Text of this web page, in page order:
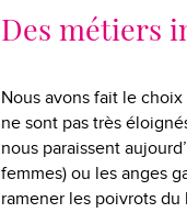
Des métiers
Nous avons fait le
ne sont pas très
nous paraissent
femmes) ou les anges
ramener les poivrots